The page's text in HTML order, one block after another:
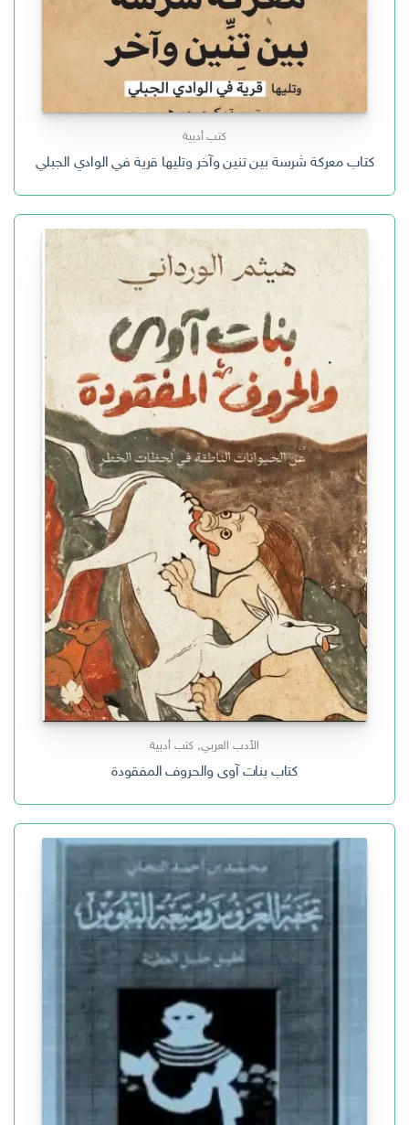
كتب أدبية
كتاب معركة شرسة بين تنين وآخر وتليها قرية في الوادي الجبلي
الأدب العربي, كتب أدبية
كتاب بنات آوى والحروف المفقودة